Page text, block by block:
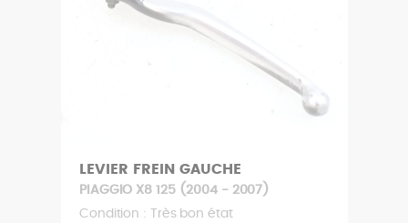
SERRURE SELLE
PIAGGIO X8 125 (2004 - 2007)
Condition : Très bon état